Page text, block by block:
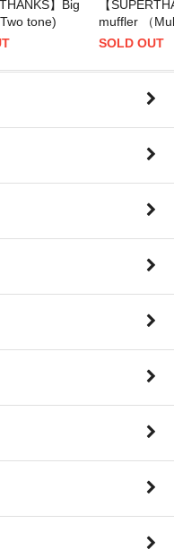
】Big
tone)
【
muffler （
SOLD OUT